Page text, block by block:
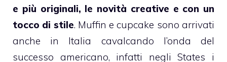
e più originali, le novità creative e con un
tocco di stile. Muffin ecupcake sono arrivati
anche in Italia cavalcando l’onda del
successo americano, infatti negli States i